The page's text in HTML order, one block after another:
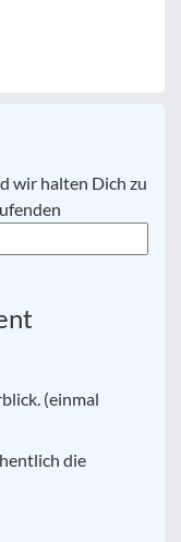
wir halten Dich zu
(einmal
die